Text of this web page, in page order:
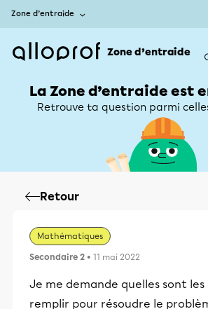
Zone d’entraide
Zone d’entraide
La Zone d’entraide est
Retrouve ta question parmi
Retour
Mathématiques
Secondaire 2 • 11 mai 2022
Je me demande quelles sont les
remplir pour résoudre le